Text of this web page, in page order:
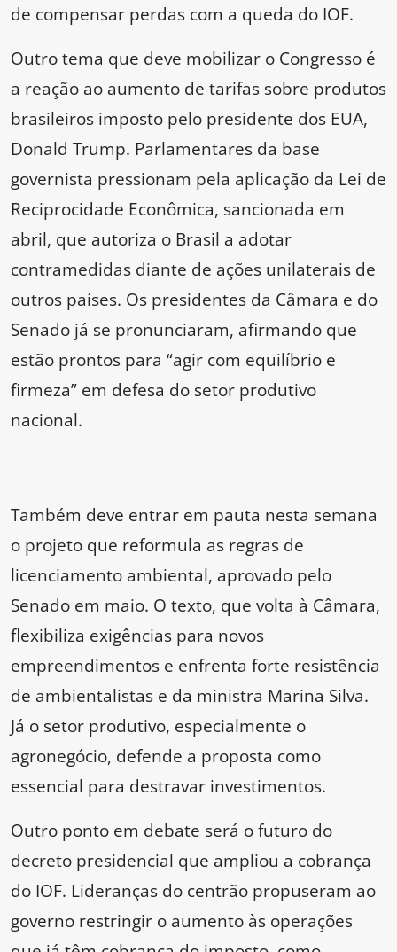
de compensar perdas com a queda do IOF.
Outro tema que deve mobilizar o Congresso é
a reação ao aumento de tarifas sobre produtos
brasileiros imposto pelo presidente dos EUA,
Donald Trump. Parlamentares da base
governista pressionam pela aplicação da Lei de
Reciprocidade Econômica, sancionada em
abril, que autoriza o Brasil a adotar
contramedidas diante de ações unilaterais de
outros países. Os presidentes da Câmara e do
Senado já se pronunciaram, afirmando que
estão prontos para “agir com equilíbrio e
firmeza” em defesa do setor produtivo
nacional.
Também deve entrar em pauta nesta semana
o projeto que reformula as regras de
licenciamento ambiental, aprovado pelo
Senado em maio. O texto, que volta à Câmara,
flexibiliza exigências para novos
empreendimentos e enfrenta forte resistência
de ambientalistas e da ministra Marina Silva.
Já o setor produtivo, especialmente o
agronegócio, defende a proposta como
essencial para destravar investimentos.
Outro ponto em debate será o futuro do
decreto presidencial que ampliou a cobrança
do IOF. Lideranças do centrão propuseram ao
governo restringir o aumento às operações